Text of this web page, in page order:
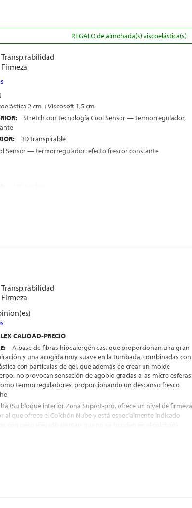
REGALO de almohada(s) viscoelástica(s)
Transpirabilidad
Firmeza
2 cm + Viscosoft 1,5 cm
Stretch con tecnología Cool Sensor — termorregulador,
3D transpirable
Sensor — termorregulador: efecto frescor constante
Transpirabilidad
Firmeza
CALIDAD-PRECIO
A base de fibras hipoalergénicas, que proporcionan una gran
y una acogida muy suave en la tumbada, combinadas con
con partículas de gel, que además de crear un molde
no provocan sensación de agobio gracias a las micro esferas
termorreguladores, proporcionando un descanso fresco
(Su bloque interior Zona Suport-pro, ofrece un nivel de firmeza
al que ofrece el Colchón Nube y está especialmente indicado
homogéneo del peso sobre toda la superficie de